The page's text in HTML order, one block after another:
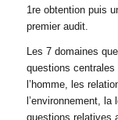
1re obtention puis
premier audit.
Les 7 domaines
questions centrales
l’homme, les
l’environnement,
questions relatives